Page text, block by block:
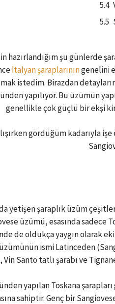
hazırlandığım şu
İtalyan şaraplarınıngenelini
istedim. Birazdan
yapılıyor. Bu üzümün
genellikle çok güçlü bir ekşi
gördüğüm kadarıyla
yetişen şaraplık üzüm
üzümü, esasında sadece
de oldukça yaygın olarak
ismi Latinceden
Vin Santo tatlı şarabı ve
yapılan Toskana
sahiptir. Genç bir